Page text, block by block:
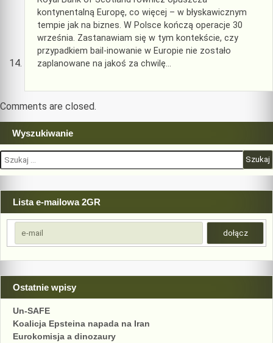
kontynentalną Europę, co więcej – w błyskawicznym
tempie jak na biznes. W Polsce kończą operacje 30
września. Zastanawiam się w tym kontekście, czy
przypadkiem bail-inowanie w Europie nie zostało
zaplanowane na jakoś za chwilę…
Comments are closed.
Wyszukiwanie
Szukaj:
Lista e-mailowa 2GR
Ostatnie wpisy
Un-SAFE
Koalicja Epsteina napada na Iran
Eurokomisja a dinozaury